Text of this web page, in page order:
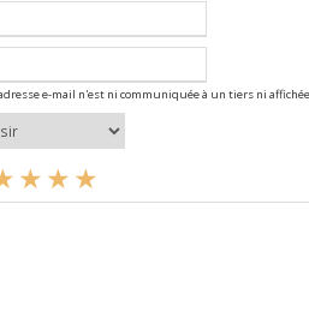
e-mail n'est ni communiquée à un tiers ni